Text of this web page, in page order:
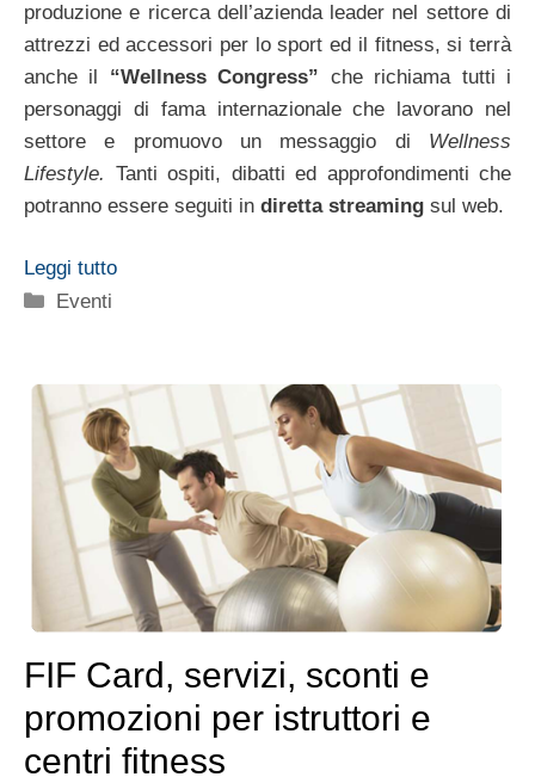
produzione e ricerca dell’azienda leader nel settore di
attrezzi ed accessori per lo sport ed il fitness, si terrà
anche il “Wellness Congress” che richiama tutti i
personaggi di fama internazionale che lavorano nel
settore e promuovo un messaggio di Wellness
Lifestyle. Tanti ospiti, dibatti ed approfondimenti che
potranno essere seguiti in diretta streaming sul web.
Leggi tutto
Categorie
Eventi
FIF Card, servizi, sconti e
promozioni per istruttori e
centri fitness